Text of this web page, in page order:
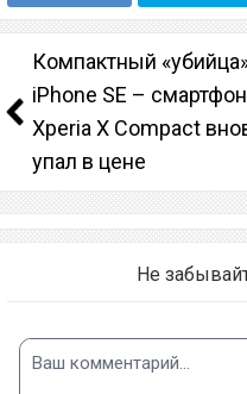
Компактный
iPhone SE –
Xperia X Compact
упал в цене
Не